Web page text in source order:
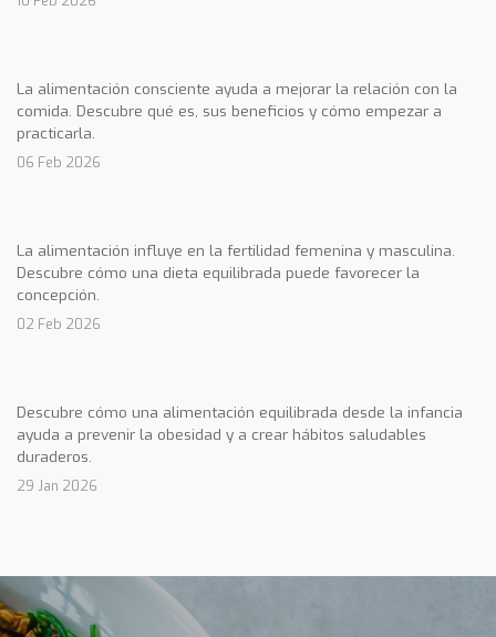
La alimentación consciente ayuda a mejorar la relación con la
comida. Descubre qué es, sus beneficios y cómo empezar a
practicarla.
06 Feb 2026
La alimentación influye en la fertilidad femenina y masculina.
Descubre cómo una dieta equilibrada puede favorecer la
concepción.
02 Feb 2026
Descubre cómo una alimentación equilibrada desde la infancia
ayuda a prevenir la obesidad y a crear hábitos saludables
duraderos.
29 Jan 2026